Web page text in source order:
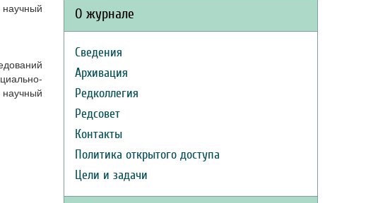
О журнале
Сведения
Архивация
Редколлегия
Редсовет
Контакты
Политика открытого доступа
Цели и задачи